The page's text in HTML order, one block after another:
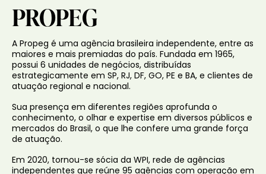
PROPEG
A Propeg é uma agência brasileira independente, entre as
maiores e mais premiadas do país. Fundada em 1965,
possui 6 unidades de negócios, distribuídas
estrategicamente em SP, RJ, DF, GO, PE e BA, e clientes de
atuação regional e nacional.
Sua presença em diferentes regiões aprofunda o
conhecimento, o olhar e expertise em diversos públicos e
mercados do Brasil, o que lhe confere uma grande força
de atuação.
Em 2020, tornou-se sócia da WPI, rede de agências
independentes que reúne 95 agências com operação em